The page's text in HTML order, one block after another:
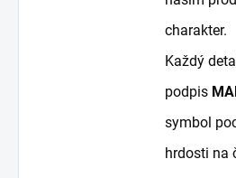
charakter.
Každý
podpis
symbol
hrdosti na